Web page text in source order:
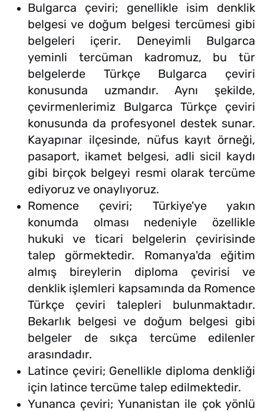
Bulgarca çeviri; genellikle isim denklik
belgesi ve doğum belgesi tercümesi gibi
belgeleri içerir. Deneyimli Bulgarca
yeminli tercüman kadromuz, bu tür
belgelerde Türkçe Bulgarca çeviri
konusunda uzmandır. Aynı şekilde,
çevirmenlerimiz Bulgarca Türkçe çeviri
konusunda da profesyonel destek sunar.
Kayapınar ilçesinde, nüfus kayıt örneği,
pasaport, ikamet belgesi, adli sicil kaydı
gibi birçok belgeyi resmi olarak tercüme
ediyoruz ve onaylıyoruz.
Romence çeviri; Türkiye'ye yakın
konumda olması nedeniyle özellikle
hukuki ve ticari belgelerin çevirisinde
talep görmektedir. Romanya'da eğitim
almış bireylerin diploma çevirisi ve
denklik işlemleri kapsamında da Romence
Türkçe çeviri talepleri bulunmaktadır.
Bekarlık belgesi ve doğum belgesi gibi
belgeler de sıkça tercüme edilenler
arasındadır.
Latince çeviri; Genellikle diploma denkliği
için latince tercüme talep edilmektedir.
Yunanca çeviri; Yunanistan ile çok yönlü